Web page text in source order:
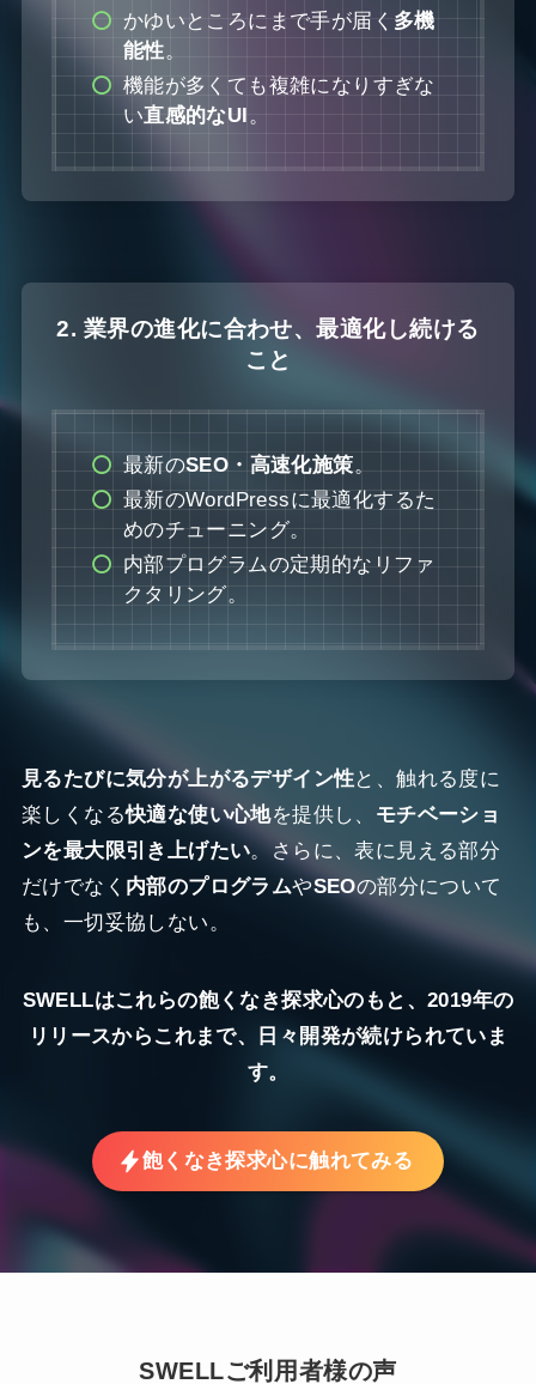
かゆいところにまで手が届く 多機
能性。
機能が多くても複雑になりすぎな
い直感的なUI 。
2. 業界の進化に合わせ、最適化し続ける
こと
最新のSEO・高速化施策。
最新のWordPressに最適化するた
めのチューニング。
内部プログラムの定期的なリファ
クタリング。
見るたびに気分が上がるデザイン性と、触れる度に
楽しくなる快適な使い心地を提供し、 モチベーショ
ンを最大限引き上げたい。さらに、表に見える部分
だけでなく 内部のプログラムやSEOの部分について
も、一切妥協しない。
SWELLはこれらの飽くなき探求心のもと、2019年の
リリースからこれまで、日々開発が続けられていま
す。
飽くなき探求心に触れてみる
SWELLご利用者様の声